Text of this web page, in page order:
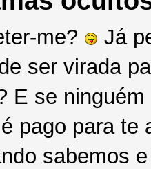
me?
Já
ser virada
E se
pago para
sabemos